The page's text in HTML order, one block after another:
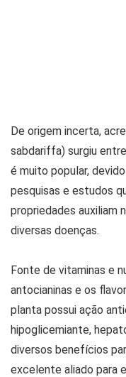
De origem incerta,
sabdariffa) surgiu
é muito popular,
pesquisas e estudos
propriedades auxiliam
diversas doenças.
Fonte de vitaminas e
antocianinas e os
planta possui ação
hipoglicemiante,
diversos benefícios
excelente aliado para